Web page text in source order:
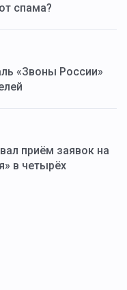
спама?
«Звоны России»
приём заявок на
в четырёх